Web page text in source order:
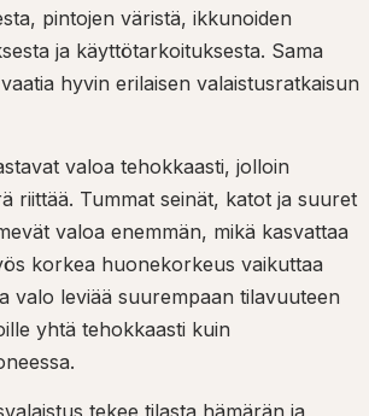
pintojen väristä, ikkunoiden
ja käyttötarkoituksesta. Sama
hyvin erilaisen valaistusratkaisun
valoa tehokkaasti, jolloin
riittää. Tummat seinät, katot ja suuret
valoa enemmän, mikä kasvattaa
korkea huonekorkeus vaikuttaa
valo leviää suurempaan tilavuuteen
yhtä tehokkaasti kuin
tekee tilasta hämärän ja